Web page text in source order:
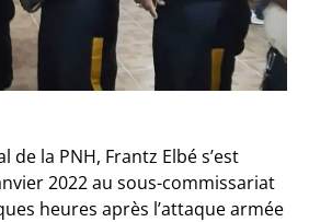
la PNH, Frantz Elbé s’est
2022 au sous-commissariat
heures après l’attaque armée